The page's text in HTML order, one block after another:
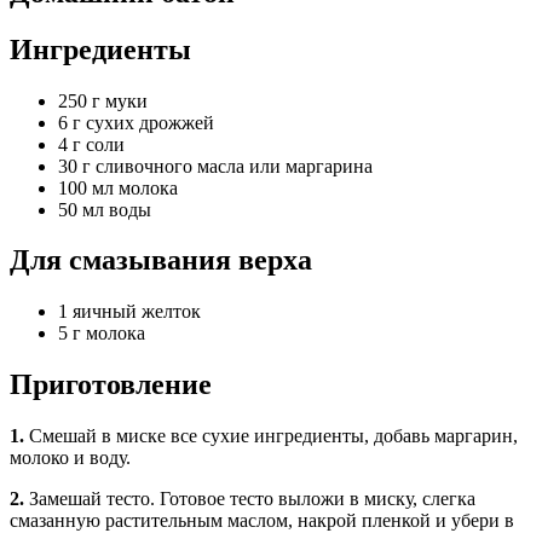
Ингредиенты
250 г муки
6 г сухих дрожжей
4 г соли
30 г сливочного масла или маргарина
100 мл молока
50 мл воды
Для смазывания верха
1 яичный желток
5 г молока
Приготовление
1. Смешай в миске все сухие ингредиенты, добавь маргарин,
молоко и воду.
2. Замешай тесто. Готовое тесто выложи в миску, слегка
смазанную растительным маслом, накрой пленкой и убери в